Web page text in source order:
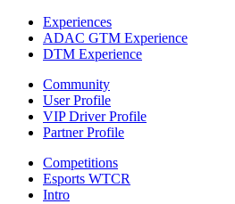
Experiences
ADAC GTM Experience
DTM Experience
Community
User Profile
VIP Driver Profile
Partner Profile
Competitions
Esports WTCR
Intro